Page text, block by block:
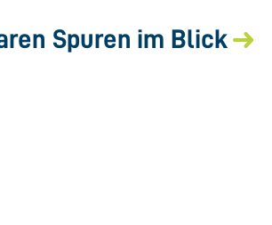
Spuren im Blick